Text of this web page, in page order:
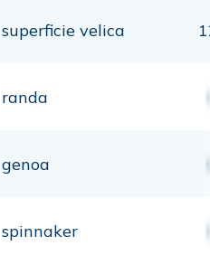
superficie velica
randa
genoa
spinnaker